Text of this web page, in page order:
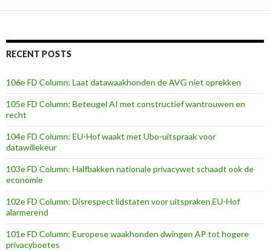
RECENT POSTS
106e FD Column: Laat datawaakhonden de AVG niet oprekken
105e FD Column: Beteugel AI met constructief wantrouwen en
recht
104e FD Column: EU-Hof waakt met Ubo-uitspraak voor
datawillekeur
103e FD Column: Halfbakken nationale privacywet schaadt ook de
economie
102e FD Column: Disrespect lidstaten voor uitspraken EU-Hof
alarmerend
101e FD Column: Europese waakhonden dwingen AP tot hogere
privacyboetes